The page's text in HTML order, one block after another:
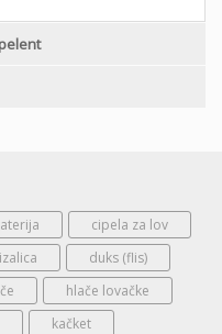
cipela za lov
duks (flis)
hlače lovačke
kačket